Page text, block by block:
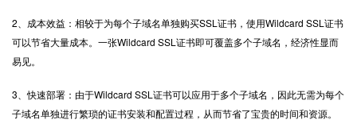
2、成本效益：相较于为每个子域名单独购买SSL证书，使用Wildcard SSL证书
可以节省大量成本。一张Wildcard SSL证书即可覆盖多个子域名，经济性显而
易见。
3、快速部署：由于Wildcard SSL证书可以应用于多个子域名，因此无需为每个
子域名单独进行繁琐的证书安装和配置过程，从而节省了宝贵的时间和资源。